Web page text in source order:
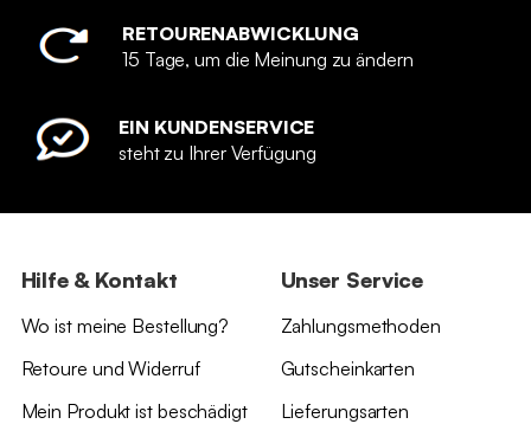
RETOURENABWICKLUNG
15 Tage, um die Meinung zu ändern
EIN KUNDENSERVICE
steht zu Ihrer Verfügung
Hilfe & Kontakt
Wo ist meine Bestellung?
Retoure und Widerruf
Mein Produkt ist beschädigt
Unser Service
Zahlungsmethoden
Gutscheinkarten
Lieferungsarten